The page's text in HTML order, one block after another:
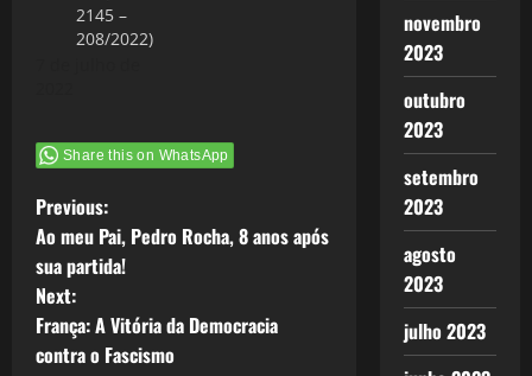
2145 –
208/2022)
Share this on WhatsApp
P
o
s
t
Previous:
Ao meu Pai, Pedro Rocha, 8 anos após
sua partida!
Next:
França: A Vitória da Democracia
contra o Fascismo
novembro
2023
outubro
2023
setembro
2023
agosto
2023
julho 2023